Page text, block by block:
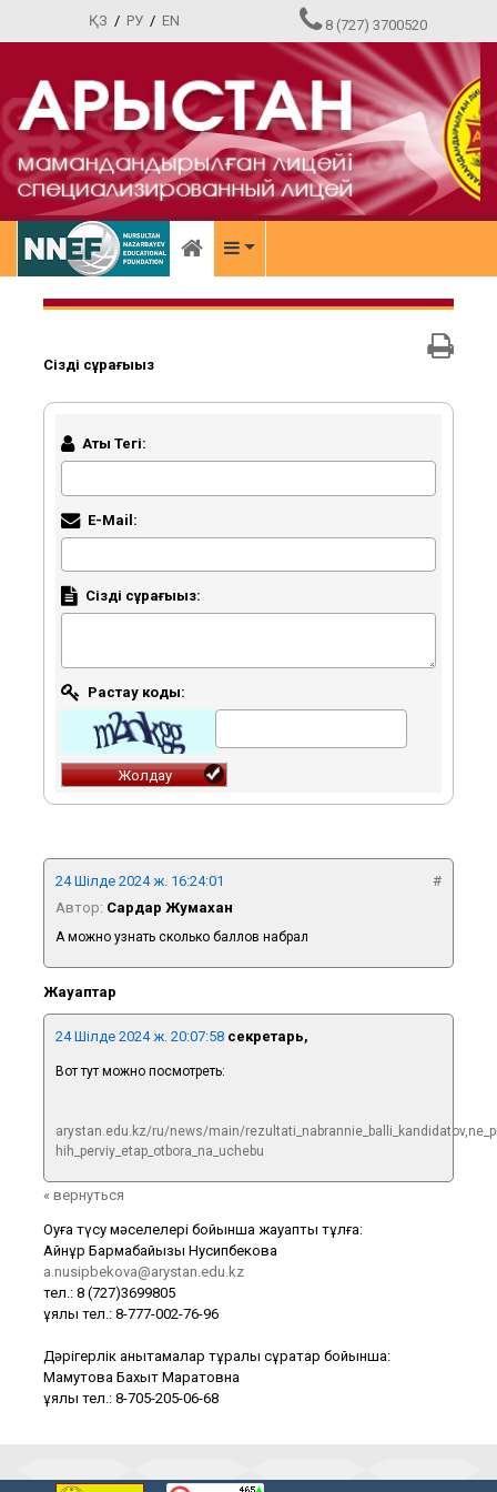
ҚЗ / РУ/ EN 8 (727) 3700520
Сіздің сұрағыңыз
Аты Тегі:
E-Mail:
Сіздің сұрағыңыз:
Растау коды:
#
24 Шілде 2024 ж. 16:24:01
Автор: Сардар Жумахан
А можно узнать сколько баллов набрал
Жауаптар
24 Шілде 2024 ж. 20:07:58 секретарь,
Вот тут можно посмотреть:
arystan.edu.kz/ru/news/main/
hih_perviy_etap_otbora_na_uchebu
« вернуться
Оқуға түсу мәселелері бойынша жауапты тұлға:
Айнұр Бармақбайқызы Нусипбекова
a.nusipbekova@arystan.edu.kz
тел.: 8 (727)3699805
ұялы тел.: 8-777-002-76-96
Дәрігерлік анықтамалар тұралы сұрақтар бойынша:
Мамутова Бахыт Маратовна
ұялы тел.: 8-705-205-06-68